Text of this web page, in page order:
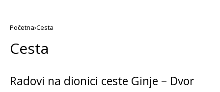
Početna Cesta
Cesta
Radovi na dionici ceste Ginje – Dvor